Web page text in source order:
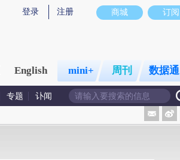
商城 订阅
登录 注册
English mini+ 周刊 数据通
专题 讣闻